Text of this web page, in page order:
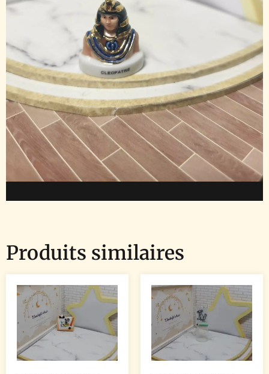
Produits similaires